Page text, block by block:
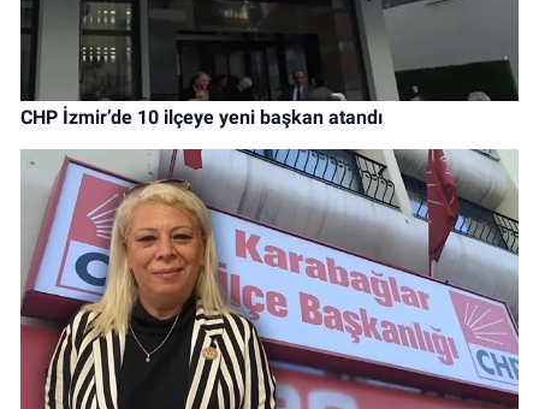
CHP İzmir’de 10 ilçeye yeni başkan atandı